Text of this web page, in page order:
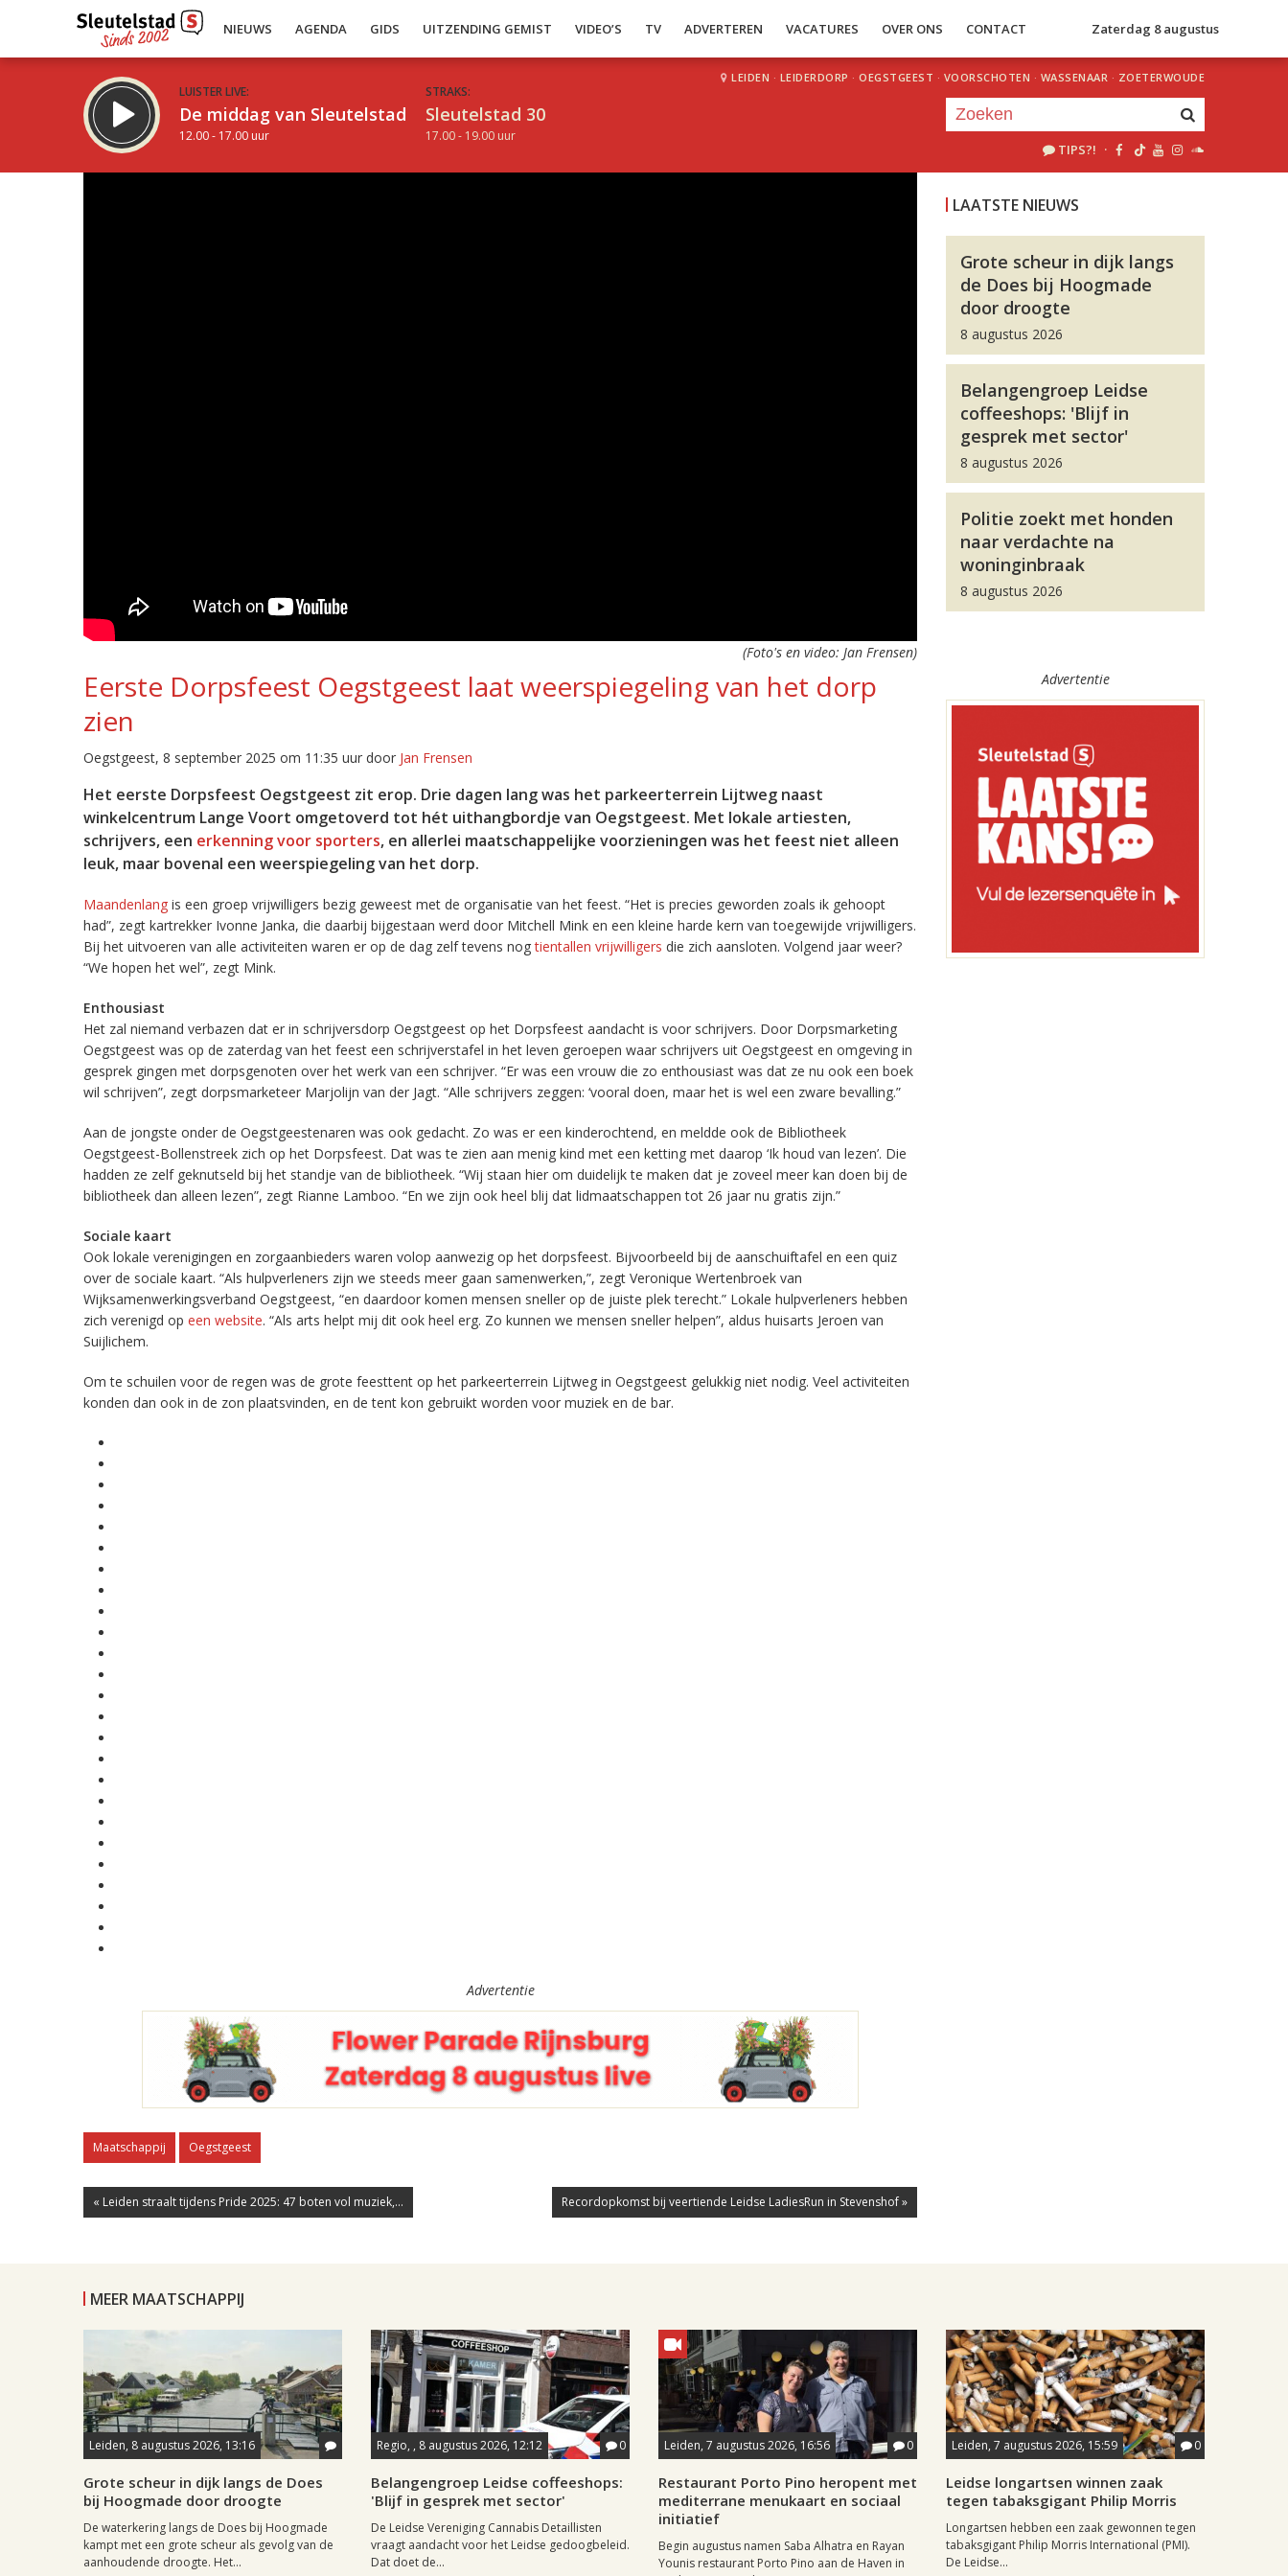
NIEUWS AGENDA GIDS UITZENDING GEMIST VIDEO’S TV ADVERTEREN VACATURES OVER ONS CONTACT Zaterdag 8 augustus
LUISTER LIVE:
De middag van Sleutelstad
12.00 - 17.00 uur
STRAKS:
Sleutelstad 30
17.00 - 19.00 uur
LEIDEN · LEIDERDORP · OEGSTGEEST · VOORSCHOTEN · WASSENAAR · ZOETERWOUDE
TIPS?! ·
(Foto's en video: Jan Frensen)
Eerste Dorpsfeest Oegstgeest laat weerspiegeling van het dorp
zien
Oegstgeest, 8 september 2025 om 11:35 uur door Jan Frensen
Het eerste Dorpsfeest Oegstgeest zit erop. Drie dagen lang was het parkeerterrein Lijtweg naast
winkelcentrum Lange Voort omgetoverd tot hét uithangbordje van Oegstgeest. Met lokale artiesten,
schrijvers, een erkenning voor sporters, en allerlei maatschappelijke voorzieningen was het feest niet alleen
leuk, maar bovenal een weerspiegeling van het dorp.
Maandenlang is een groep vrijwilligers bezig geweest met de organisatie van het feest. “Het is precies geworden zoals ik gehoopt
had”, zegt kartrekker Ivonne Janka, die daarbij bijgestaan werd door Mitchell Mink en een kleine harde kern van toegewijde vrijwilligers.
Bij het uitvoeren van alle activiteiten waren er op de dag zelf tevens nogtientallen vrijwilligers die zich aansloten. Volgend jaar weer?
“We hopen het wel”, zegt Mink.
Enthousiast
Het zal niemand verbazen dat er in schrijversdorp Oegstgeest op het Dorpsfeest aandacht is voor schrijvers. Door Dorpsmarketing
Oegstgeest was op de zaterdag van het feest een schrijverstafel in het leven geroepen waar schrijvers uit Oegstgeest en omgeving in
gesprek gingen met dorpsgenoten over het werk van een schrijver. “Er was een vrouw die zo enthousiast was dat ze nu ook een boek
wil schrijven”, zegt dorpsmarketeer Marjolijn van der Jagt. “Alle schrijvers zeggen: ‘vooral doen, maar het is wel een zware bevalling.”
Aan de jongste onder de Oegstgeestenaren was ook gedacht. Zo was er een kinderochtend, en meldde ook de Bibliotheek
Oegstgeest-Bollenstreek zich op het Dorpsfeest. Dat was te zien aan menig kind met een ketting met daarop ‘Ik houd van lezen’. Die
hadden ze zelf geknutseld bij het standje van de bibliotheek. “Wij staan hier om duidelijk te maken dat je zoveel meer kan doen bij de
bibliotheek dan alleen lezen”, zegt Rianne Lamboo. “En we zijn ook heel blij dat lidmaatschappen tot 26 jaar nu gratis zijn.”
Sociale kaart
Ook lokale verenigingen en zorgaanbieders waren volop aanwezig op het dorpsfeest. Bijvoorbeeld bij de aanschuiftafel en een quiz
over de sociale kaart. “Als hulpverleners zijn we steeds meer gaan samenwerken,”, zegt Veronique Wertenbroek van
Wijksamenwerkingsverband Oegstgeest, “en daardoor komen mensen sneller op de juiste plek terecht.” Lokale hulpverleners hebben
zich verenigd op een website. “Als arts helpt mij dit ook heel erg. Zo kunnen we mensen sneller helpen”, aldus huisarts Jeroen van
Suijlichem.
Om te schuilen voor de regen was de grote feesttent op het parkeerterrein Lijtweg in Oegstgeest gelukkig niet nodig. Veel activiteiten
konden dan ook in de zon plaatsvinden, en de tent kon gebruikt worden voor muziek en de bar.
Advertentie
Maatschappij Oegstgeest
« Leiden straalt tijdens Pride 2025: 47 boten vol muziek,... Recordopkomst bij veertiende Leidse LadiesRun in Stevenshof »
LAATSTE NIEUWS
Grote scheur in dijk langs
de Does bij Hoogmade
door droogte
8 augustus 2026
Belangengroep Leidse
coffeeshops: 'Blijf in
gesprek met sector'
8 augustus 2026
Politie zoekt met honden
naar verdachte na
woninginbraak
8 augustus 2026
Advertentie
MEER MAATSCHAPPIJ
Leiden, 8 augustus 2026, 13:16
Grote scheur in dijk langs de Does
bij Hoogmade door droogte
De waterkering langs de Does bij Hoogmade
kampt met een grote scheur als gevolg van de
aanhoudende droogte. Het...
Regio, , 8 augustus 2026, 12:12 0
Belangengroep Leidse coffeeshops:
'Blijf in gesprek met sector'
De Leidse Vereniging Cannabis Detaillisten
vraagt aandacht voor het Leidse gedoogbeleid.
Dat doet de...
Leiden, 7 augustus 2026, 16:56 0
Restaurant Porto Pino heropent met
mediterrane menukaart en sociaal
initiatief
Begin augustus namen Saba Alhatra en Rayan
Younis restaurant Porto Pino aan de Haven in
Leiden, 7 augustus 2026, 15:59 0
Leidse longartsen winnen zaak
tegen tabaksgigant Philip Morris
Longartsen hebben een zaak gewonnen tegen
tabaksgigant Philip Morris International (PMI).
De Leidse...